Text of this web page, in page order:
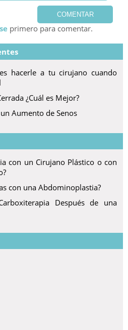
COMENTAR
primero para comentar.
hacerle a tu cirujano cuando
¿Cuál es Mejor?
Aumento de Senos
con un Cirujano Plástico o con
con una Abdominoplastia?
Después de una